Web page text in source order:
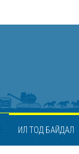
ИЛ ТОД БАЙДАЛ